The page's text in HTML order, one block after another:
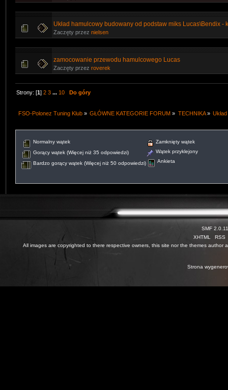
Układ hamulcowy budowany od podstaw miks Lucas\Bendix -
Zaczęty przez nielsen
zamocowanie przewodu hamulcowego Lucas
Zaczęty przez roverek
Strony: [1]2 3 ... 10 Do góry
FSO-Polonez Tuning Klub » GŁÓWNE KATEGORIE FORUM » TECHNIKA»
Normalny wątek
Gorący wątek (Więcej niż 35 odpowiedzi)
Bardzo gorący wątek (Więcej niż 50 odpowiedzi)
Zamknięty wątek
Wątek przyklejony
Ankieta
SMF 2.0.11
XHTML
RSS
All images are copyrighted to there respective owners, this site nor the themes author
Strona